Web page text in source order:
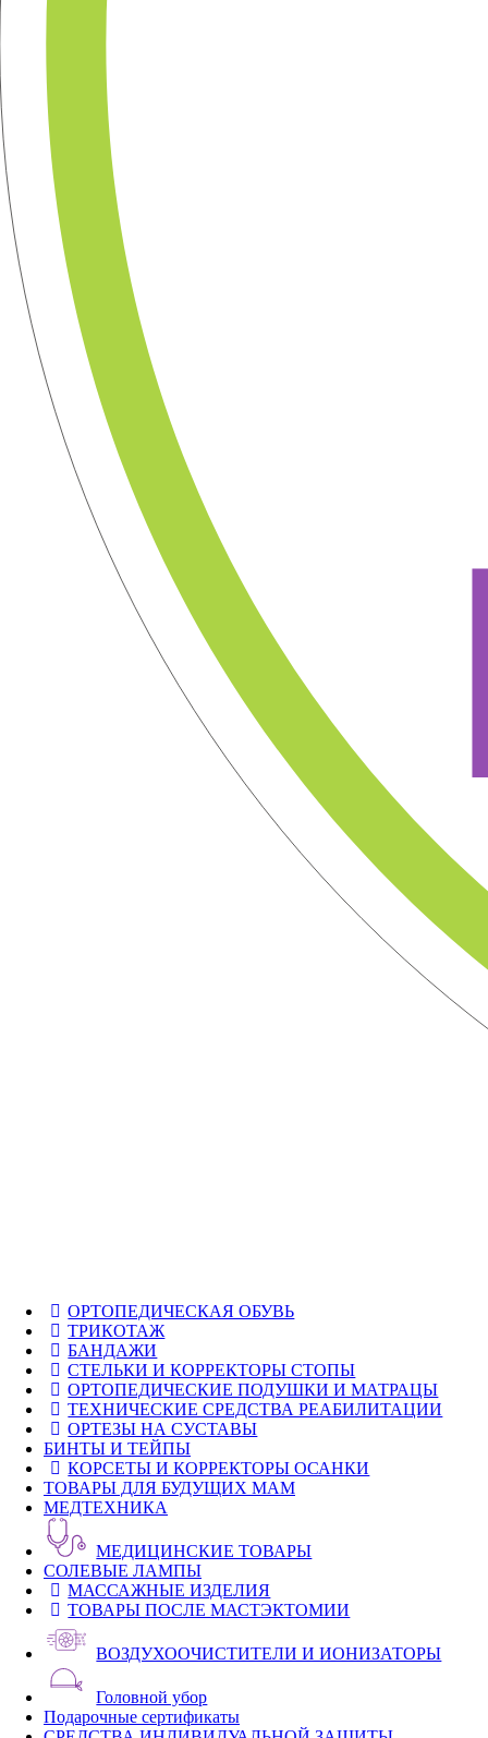
ОРТОПЕДИЧЕСКАЯ ОБУВЬ
ТРИКОТАЖ
БАНДАЖИ
СТЕЛЬКИ И КОРРЕКТОРЫ СТОПЫ
ОРТОПЕДИЧЕСКИЕ ПОДУШКИ И МАТРАЦЫ
ТЕХНИЧЕСКИЕ СРЕДСТВА РЕАБИЛИТАЦИИ
ОРТЕЗЫ НА СУСТАВЫ
БИНТЫ И ТЕЙПЫ
КОРСЕТЫ И КОРРЕКТОРЫ ОСАНКИ
ТОВАРЫ ДЛЯ БУДУЩИХ МАМ
МЕДТЕХНИКА
МЕДИЦИНСКИЕ ТОВАРЫ
СОЛЕВЫЕ ЛАМПЫ
МАССАЖНЫЕ ИЗДЕЛИЯ
ТОВАРЫ ПОСЛЕ МАСТЭКТОМИИ
ВОЗДУХООЧИСТИТЕЛИ И ИОНИЗАТОРЫ
Головной убор
Подарочные сертификаты